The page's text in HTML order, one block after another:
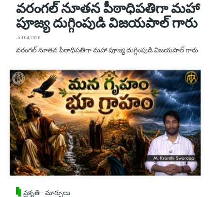
వరంగల్ నూతన పీఠాధిపతిగా మహా
పూజ్య దుగ్గింపుడి విజయపాల్ గారు
Jul 04, 2026
వరంగల్ నూతన పీఠాధిపతిగా మహా పూజ్య దుగ్గింపుడి విజయపాల్ గారు
ప్రకృతి - మార్పులు